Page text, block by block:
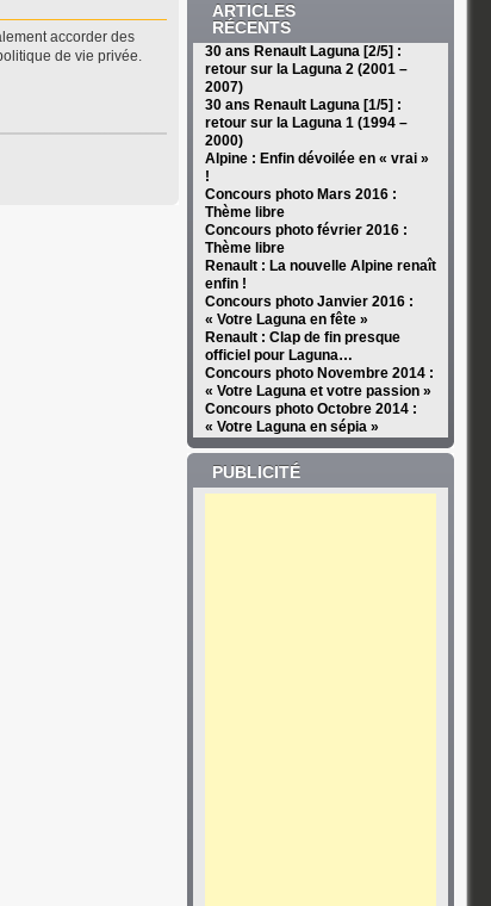
accorder des
de vie privée.
ARTICLES
RÉCENTS
30 ans Renault Laguna [2/5] :
retour sur la Laguna 2 (2001 –
2007)
30 ans Renault Laguna [1/5] :
retour sur la Laguna 1 (1994 –
2000)
Alpine : Enfin dévoilée en « vrai »
!
Concours photo Mars 2016 :
Thème libre
Concours photo février 2016 :
Thème libre
Renault : La nouvelle Alpine renaît
enfin !
Concours photo Janvier 2016 :
« Votre Laguna en fête »
Renault : Clap de fin presque
officiel pour Laguna…
Concours photo Novembre 2014 :
« Votre Laguna et votre passion »
Concours photo Octobre 2014 :
« Votre Laguna en sépia »
PUBLICITÉ